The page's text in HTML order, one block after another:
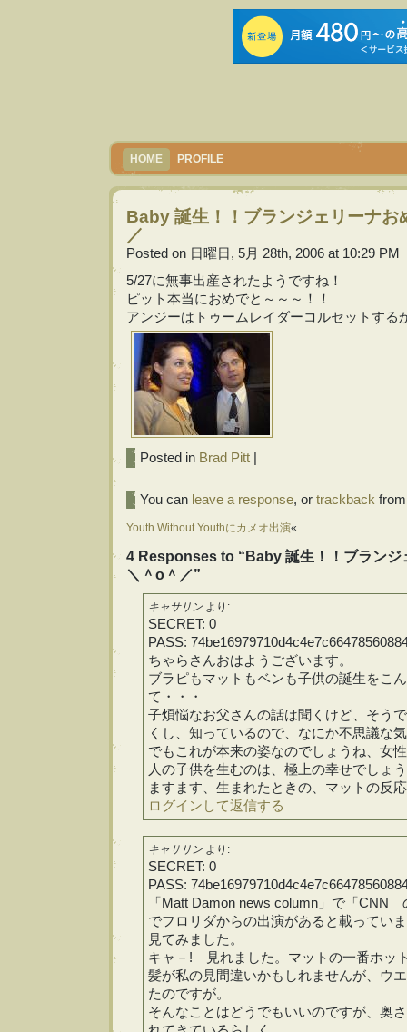
HOME PROFILE
Baby 誕生！！ブランジェリーナお
／
Posted on 日曜日, 5月 28th, 2006 at 10:29 PM
5/27に無事出産されたようですね！
ピット本当におめでと～～～！！
アンジーはトゥームレイダーコルセットする
Posted in Brad Pitt
You can leave a response, or trackback
Youth Without Youthにカメオ出演«
4 Responses to “Baby 誕生！！ブランジ
＼＾o＾／”
キャサリン より:
SECRET: 0
PASS:
ちゃらさんおはようございます。
ブラピもマットもベンも子供の誕生をこ
て・・・
子煩悩なお父さんの話は聞くけど、そう
くし、知っているので、なにか不思議な
でもこれが本来の姿なのでしょうね、女
人の子供を生むのは、極上の幸せでしょ
ますます、生まれたときの、マットの反
ログインして返信する
キャサリン より:
SECRET: 0
PASS:
「Matt Damon news column」で「CNN
でフロリダからの出演があると載ってい
見てみました。
キャ－! 見れました。マットの一番ホッ
髪が私の見間違いかもしれませんが、ウ
たのですが。
そんなことはどうでもいいのですが、奥